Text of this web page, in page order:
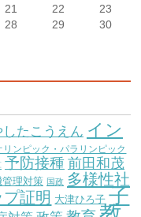
21 22
23
28 29
30
したこうえん イン
リンピック・パラリンピック
予防接種 前田和茂
管理対策 国政 多様性社
証明 大津ひろ子 子